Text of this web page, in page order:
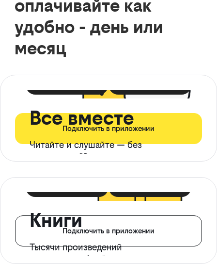
оплачивайте как
удобно - день или
месяц
Все вместе
Читайте и слушайте — без
ограничений*
Подключить в приложении
Книги
Тысячи произведений
с доступом офлайн
Подключить в приложении